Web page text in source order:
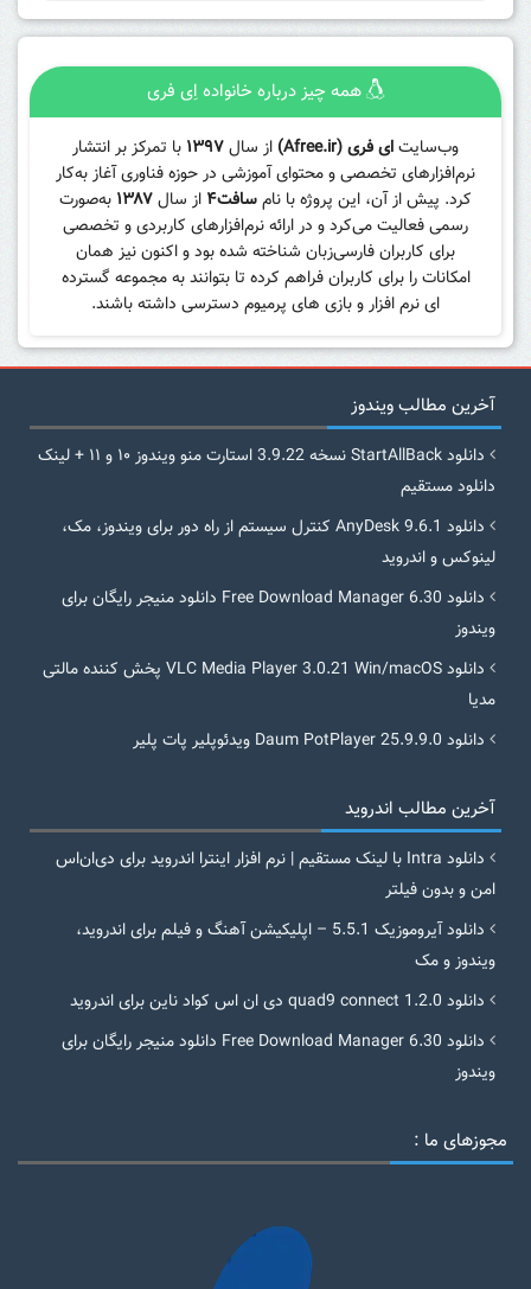
همه چیز درباره خانواده اِی فری
وب‌سایتای فری (Afree.ir) از سال۱۳۹۷ با تمرکز بر انتشار
نرم‌افزارهای تخصصی و محتوای آموزشی در حوزه فناوری آغاز به‌کار
کرد. پیش از آن، این پروژه با نامسافت۴ از سال۱۳۸۷ به‌صورت
رسمی فعالیت می‌کرد و در ارائه نرم‌افزارهای کاربردی و تخصصی
برای کاربران فارسی‌زبان شناخته شده بود و اکنون نیز همان
امکانات را برای کاربران فراهم کرده تا بتوانند به مجموعه گسترده
ای نرم افزار و بازی های پرمیوم دسترسی داشته باشند.
آخرین مطالب ویندوز
دانلود StartAllBack نسخه 3.9.22 استارت منو ویندوز ۱۰ و ۱۱ + لینک
دانلود مستقیم
دانلود AnyDesk 9.6.1 کنترل سیستم از راه دور برای ویندوز، مک،
لینوکس و اندروید
دانلود Free Download Manager 6.30 دانلود منیجر رایگان برای
ویندوز
دانلود VLC Media Player 3.0.21 Win/macOS پخش کننده مالتی
مدیا
دانلود Daum PotPlayer 25.9.9.0 ویدئوپلیر پات پلیر
آخرین مطالب اندروید
دانلود Intra با لینک مستقیم | نرم افزار اینترا اندروید برای دی‌ان‌اس
امن و بدون فیلتر
دانلود آیروموزیک 5.5.1 – اپلیکیشن آهنگ و فیلم برای اندروید،
ویندوز و مک
دانلود quad9 connect 1.2.0 دی ان اس کواد ناین برای اندروید
دانلود Free Download Manager 6.30 دانلود منیجر رایگان برای
ویندوز
مجوزهای ما :